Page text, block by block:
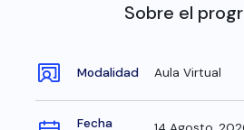
Sobre el
Modalidad Aula Virtual
Fecha